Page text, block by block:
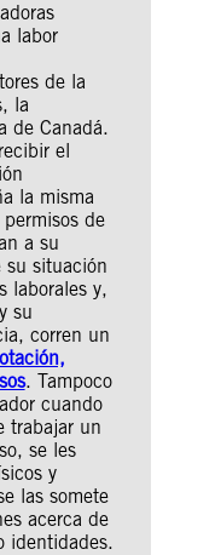
labor
de la
la
de Canadá.
el
la misma
de
a su
su situación
laborales y,
su
corren un
. Tampoco
cuando
trabajar un
se les
y
las somete
acerca de
identidades.